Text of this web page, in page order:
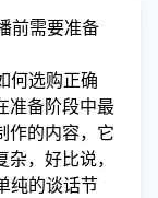
前需要准备
何选购正确
准备阶段中最
作的内容，它
，好比说，
纯的谈话节